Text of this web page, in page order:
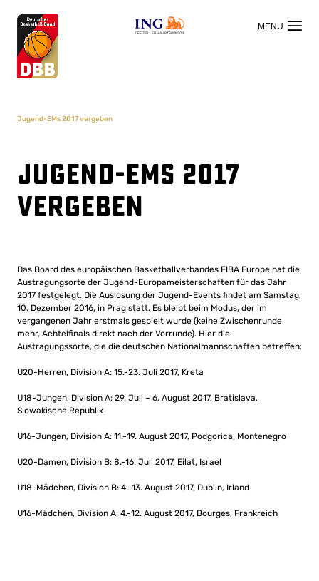
OFFIZIELLER HAUPTSPONSOR
Jugend-EMs 2017 vergeben
Jugend-EMs 2017
vergeben
Das Board des europäischen Basketballverbandes FIBA Europe hat die
Austragungsorte der Jugend-Europameisterschaften für das Jahr
2017 festgelegt. Die Auslosung der Jugend-Events findet am Samstag,
10. Dezember 2016, in Prag statt. Es bleibt beim Modus, der im
vergangenen Jahr erstmals gespielt wurde (keine Zwischenrunde
mehr, Achtelfinals direkt nach der Vorrunde). Hier die
Austragungssorte, die die deutschen Nationalmannschaften betreffen:
U20-Herren, Division A: 15.-23. Juli 2017, Kreta
U18-Jungen, Division A: 29. Juli – 6. August 2017, Bratislava,
Slowakische Republik
U16-Jungen, Division A: 11.-19. August 2017, Podgorica, Montenegro
U20-Damen, Division B: 8.-16. Juli 2017, Eilat, Israel
U18-Mädchen, Division B: 4.-13. August 2017, Dublin, Irland
U16-Mädchen, Division A: 4.-12. August 2017, Bourges, Frankreich